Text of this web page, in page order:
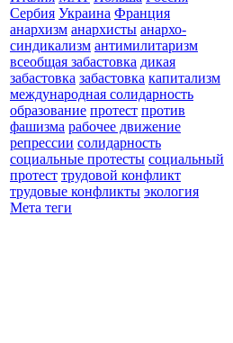
Сербия Украина Франция
анархизм анархисты анархо-
синдикализм антимилитаризм
всеобщая забастовка дикая
забастовка забастовка капитализм
международная солидарность
образование протест против
фашизма рабочее движение
репрессии солидарность
социальные протесты социальный
протест трудовой конфликт
трудовые конфликты экология
Мета теги